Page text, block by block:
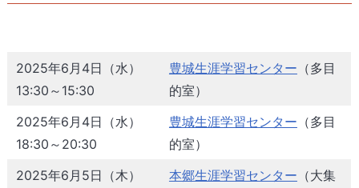
2025年6月4日（水）
13:30～15:30
豊城生涯学習センター （多目
的室）
2025年6月4日（水）
18:30～20:30
豊城生涯学習センター （多目
的室）
2025年6月5日（木）
本郷生涯学習センター （大集